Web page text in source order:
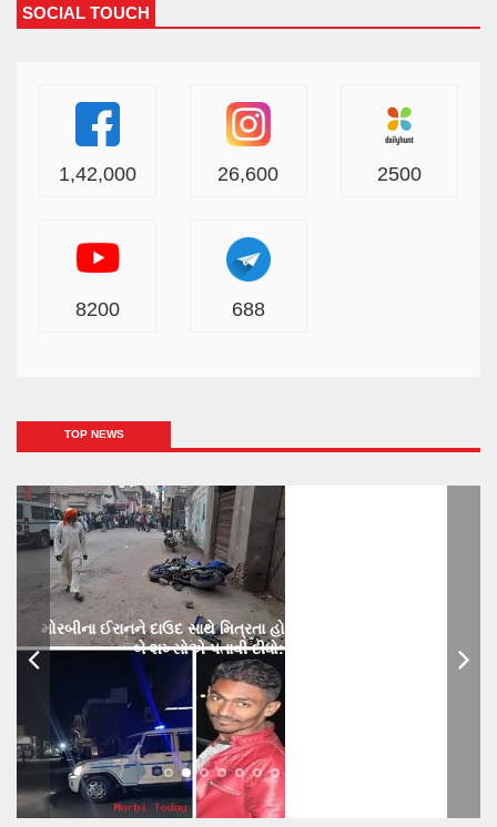
SOCIAL TOUCH
1,42,000 26,600 2500
8200 688
TOP NEWS
મોરબીના ઈરાનને દાઉદ સાથે મિત્રતા હોય છાતીમાં છરીનો ઘા ઝીકિને
બે શખ્સોએ પતાવી દીધો: ગુનો નોંધાયો